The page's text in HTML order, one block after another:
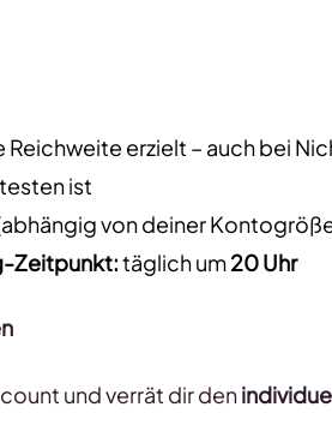
erzielt – auch bei
ist
von deiner
Zeitpunkt:täglich um20 Uhr
und verrät dir den